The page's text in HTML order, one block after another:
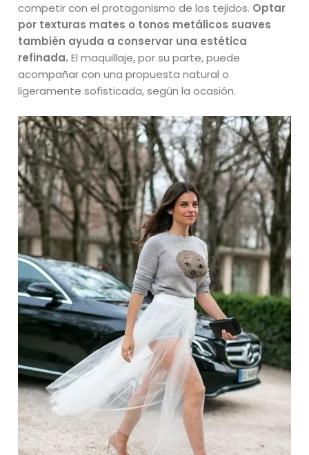
competir con el protagonismo de los tejidos. Optar
por texturas mates o tonos metálicos suaves
también ayuda a conservar una estética
refinada. El maquillaje, por su parte, puede
acompañar con una propuesta natural o
ligeramente sofisticada, según la ocasión.